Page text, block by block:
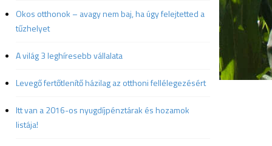
Okos otthonok – avagy nem baj, ha úgy felejtetted a
tűzhelyet
A világ 3 leghíresebb vállalata
Levegő fertőtlenítő házilag az otthoni fellélegezésért
Itt van a 2016-os nyugdíjpénztárak és hozamok
listája!